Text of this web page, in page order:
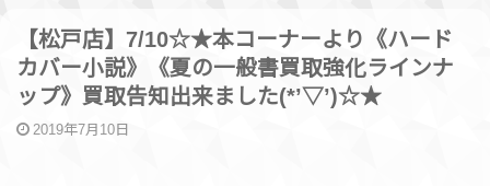
【松戸店】7/10☆★本コーナーより《ハード
カバー小説》《夏の一般書買取強化ラインナ
ップ》買取告知出来ました(*’▽’)☆★
2019年7月10日